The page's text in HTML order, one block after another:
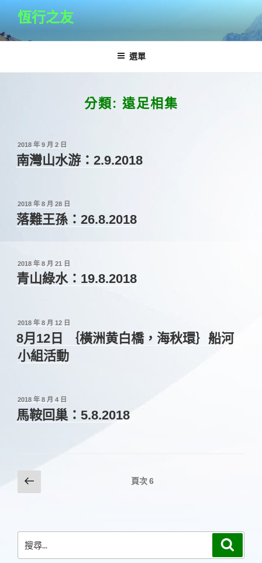
主
恆行之友
選單
分類: 遠足相集
發
佈
於
2018 年 9 月 2 日
南灣山水游：2.9.2018
發
佈
於
2018 年 8 月 28 日
落難王孫：26.8.2018
發
佈
於
2018 年 8 月 21 日
青山綠水：19.8.2018
發
佈
於
2018 年 8 月 12 日
8月12日 ｛橫洲黄白橋，海秋環｝船河
小組活動
發
佈
於
2018 年 8 月 4 日
馬鞍回巢：5.8.2018
文
章
上
一
頁次6
尋